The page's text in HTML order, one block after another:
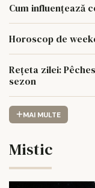
Cum influențează
Horoscop de
Rețeta zilei:
sezon
MAI MULTE
Mistic